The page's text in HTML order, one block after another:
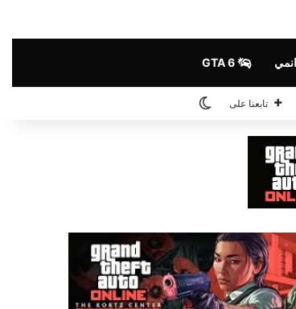
انمي
تابعنا على الوضع المظلم